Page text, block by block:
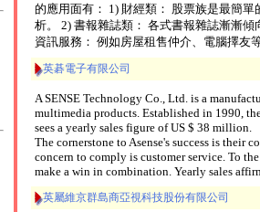
的應用面有： 1) 財經類： 股票族是最簡
析。 2) 書報雜誌類： 各式書報雜誌漸漸
資訊服務： 例如房屋租售仲介、電腦擇友
英碁電子有限公司
A SENSE Technology Co., Ltd. is a
multimedia products. Established in 1990,
sees a yearly sales figure of US $ 38 million.
The cornerstone to Asense's success is their
concern to comply is customer service. To
make a win in combination. Yearly sales
英屬維京群島商亞視科技股份有限公司